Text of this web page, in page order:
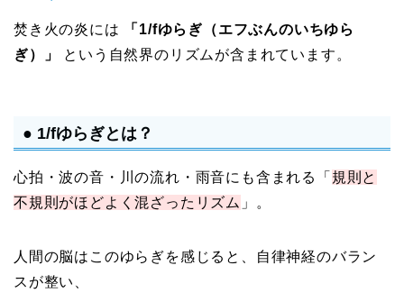
焚き火の炎には
「1/fゆらぎ（エフぶんのいちゆら
ぎ）」
という自然界のリズムが含まれています。
● 1/fゆらぎとは？
心拍・波の音・川の流れ・雨音にも含まれる「 規則と
不規則がほどよく混ざったリズム 」。
人間の脳はこのゆらぎを感じると、自律神経のバラン
スが整い、